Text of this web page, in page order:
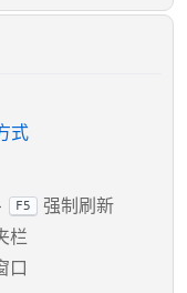
式
F5 强制刷新
栏
口